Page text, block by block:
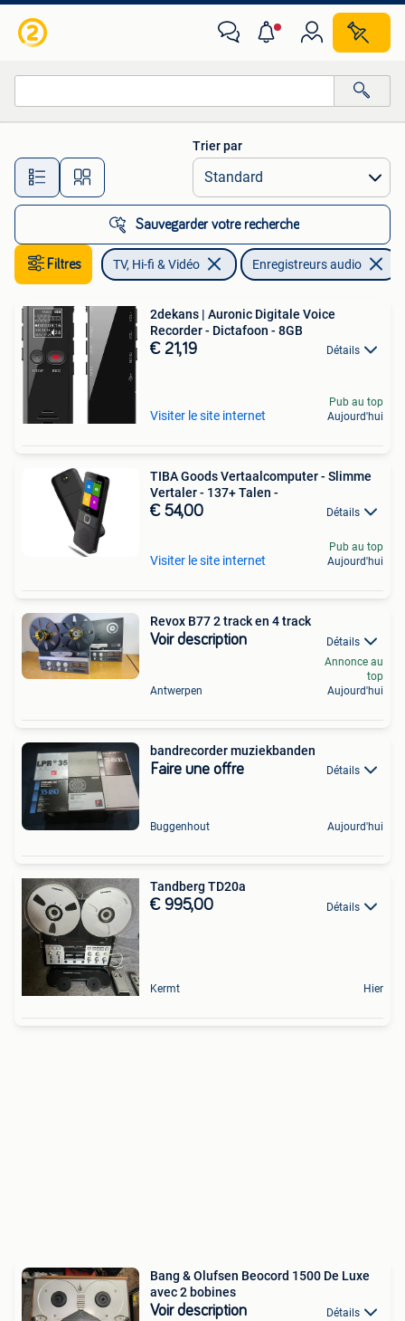
Toutes les distances…
Trier par
Sauvegarder votre recherche
Filtres TV, Hi-fi & Vidéo Enregistreurs audio
2dekans | Auronic Digitale Voice
Recorder - Dictafoon - 8GB
€ 21,19 Détails
Visiter le site internet
Pub au top
Aujourd'hui
TIBA Goods Vertaalcomputer - Slimme
Vertaler - 137+ Talen -
€ 54,00 Détails
Visiter le site internet
Pub au top
Aujourd'hui
Revox B77 2 track en 4 track
Voir description Détails
Antwerpen
Annonce au
top
Aujourd'hui
bandrecorder muziekbanden
Faire une offre Détails
Buggenhout Aujourd'hui
Tandberg TD20a
€ 995,00 Détails
Kermt Hier
Bang & Olufsen Beocord 1500 De Luxe
avec 2 bobines
Voir description Détails